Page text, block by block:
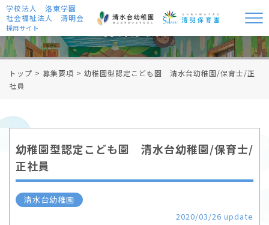
学校法人 洛東学園
社会福祉法人 清明会
採用サイト 募集要項
トップ > 募集要項 > 幼稚園型認定こども園 清水台幼稚園/保育士/正
社員
幼稚園型認定こども園 清水台幼稚園/保育士/
正社員
清水台幼稚園
2020/03/26 update